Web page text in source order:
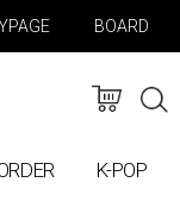
BOARD
K-POP